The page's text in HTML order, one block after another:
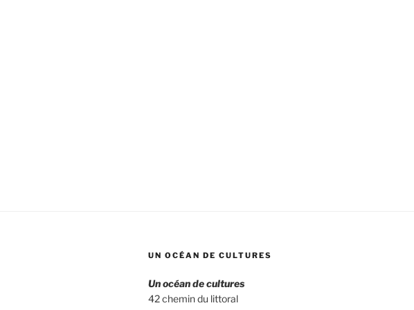
UN OCÉAN DE CULTURES
Un océan de cultures
42 chemin du littoral